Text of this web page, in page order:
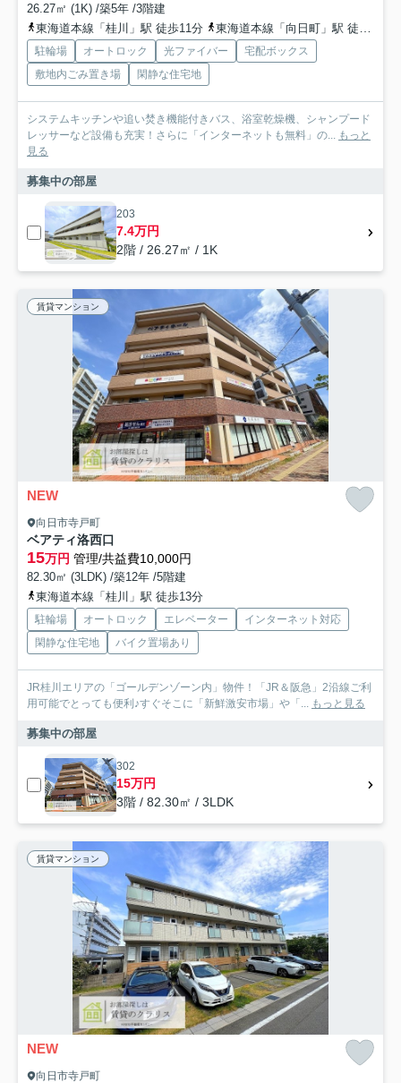
26.27㎡ (1K) /築5年 /3階建
東海道本線「桂川」駅 徒歩11分
東海道本線「向日町」駅 徒歩16分
駐輪場 オートロック 光ファイバー
宅配ボックス
敷地内ごみ置き場
閑静な住宅地
システムキッチンや追い焚き機能付きバス、浴室乾燥機、シャンプード
レッサーなど設備も充実！さらに「インターネットも無料」の... もっと
見る
募集中の部屋
203
7.4万円
2階 / 26.27㎡ / 1K
賃貸マンション
NEW
向日市寺戸町
ベアティ洛西口
15万円 管理/共益費10,000円
82.30㎡ (3LDK) /築12年 /5階建
東海道本線「桂川」駅 徒歩13分
駐輪場 オートロック エレベーター
インターネット対応
閑静な住宅地
バイク置場あり
JR桂川エリアの「ゴールデンゾーン内」物件！「JR＆阪急」2沿線ご利
用可能でとっても便利♪すぐそこに「新鮮激安市場」や「... もっと見る
募集中の部屋
302
15万円
3階 / 82.30㎡ / 3LDK
賃貸マンション
NEW
向日市寺戸町